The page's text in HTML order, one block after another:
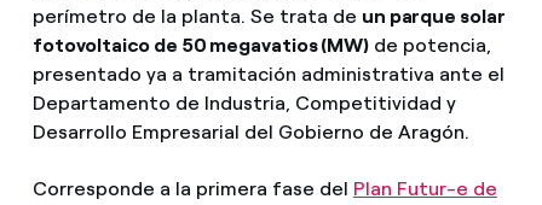
perímetro de la planta. Se trata de un parque solar
fotovoltaico de 50 megavatios (MW) de potencia,
presentado ya a tramitación administrativa ante el
Departamento de Industria, Competitividad y
Desarrollo Empresarial del Gobierno de Aragón.
Corresponde a la primera fase del Plan Futur-e de